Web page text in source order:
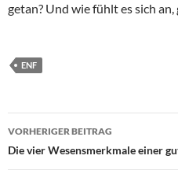
getan? Und wie fühlt es sich an,
ENF
Beitragsnavigation
VORHERIGER BEITRAG
Die vier Wesensmerkmale einer